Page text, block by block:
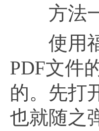
方法
使用福
PDF文件
的。先打
也就随之